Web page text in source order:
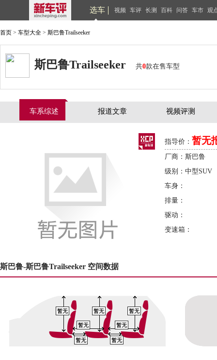
选车 视频 车评 长测 百科 问答 车市 观
首页 > 车型大全 > 斯巴鲁Trailseeker
斯巴鲁Trailseeker 共0款在售车型
车系综述 报道文章 视频评测
指导价： 暂无
厂商：斯巴鲁
级别：中型SUV
车身：
排量：
驱动：
变速箱：
斯巴鲁-斯巴鲁Trailseeker 空间数据
暂无 暂无 暂无
暂无
暂无 暂无
暂无